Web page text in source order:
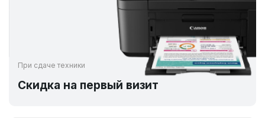
При сдаче техники
Скидка на первый визит